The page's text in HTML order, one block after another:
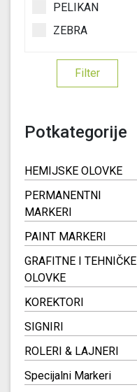
PELIKAN
ZEBRA
Filter
Potkategorije
HEMIJSKE OLOVKE
PERMANENTNI
MARKERI
PAINT MARKERI
GRAFITNE I TEHNIČKE
OLOVKE
KOREKTORI
SIGNIRI
ROLERI & LAJNERI
Specijalni Markeri